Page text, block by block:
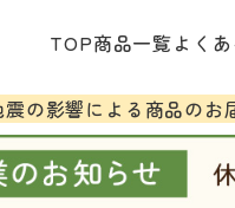
TOP商品一覧よく
震の影響による商品のお